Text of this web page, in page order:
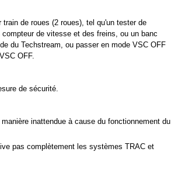
de roues (2 roues), tel qu'un tester de
de vitesse et des freins, ou un banc
du Techstream, ou passer en mode VSC OFF
OFF.
de sécurité.
inattendue à cause du fonctionnement du
pas complètement les systèmes TRAC et